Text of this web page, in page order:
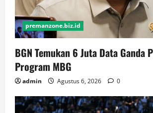
premanzone.biz.id
BGN Temukan 6 Juta Data Ganda
Program MBG
admin Agustus 6, 2026 0